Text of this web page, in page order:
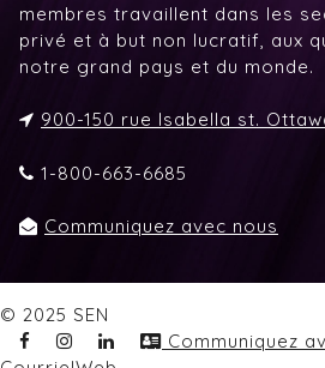
membres travaillent dans les
privé et à but non lucratif, aux
notre grand pays et du monde.
900-150 rue Isabella st.
1-800-663-6685
Communiquez avec nous
© 2025 SEN
Communiquez